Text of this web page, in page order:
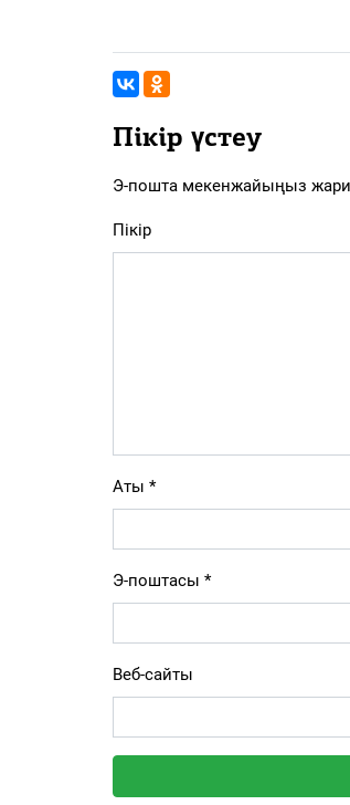
Пікір үстеу
Э-пошта мекенжайыңыз
Пікір
Аты *
Э-поштасы *
Веб-сайты